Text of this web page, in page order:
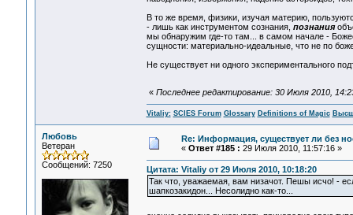
В то же время, физики, изучая материю,
- лишь как инструментом сознания, познания
мы обнаружим где-то там... в самом начале -
сущности: материально-идеальные, что не по
Не существует ни одного экспериментального
« Последнее редактирование: 30 Июля 2010,
Vitaliy: SCIES Forum Glossary Definitions of Magic
Любовь
Ветеран
Сообщений: 7250
Re: Информация, существует ли без
« Ответ #185 : 29 Июля 2010, 11:57:16 »
Цитата: Vitaliy от 29 Июля 2010, 10:18:20
Так что, уважаемая, вам низачот. Пешы исчо! -
шапкозакидон... Несолидно как-то...